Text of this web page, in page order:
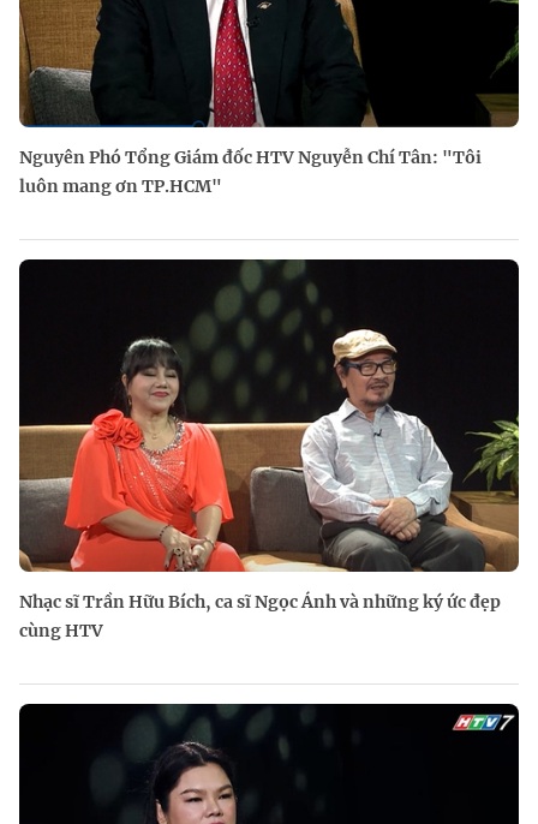
Nguyên Phó Tổng Giám đốc HTV Nguyễn Chí Tân: "Tôi
luôn mang ơn TP.HCM"
Nhạc sĩ Trần Hữu Bích, ca sĩ Ngọc Ánh và những ký ức đẹp
cùng HTV